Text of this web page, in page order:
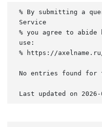
% By submitting a
Service
% you agree to
use:
% https://
No entries found for
Last updated on 2026-